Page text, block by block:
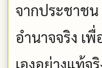
จากประชาชน
อำนาจจริง เ
เองอย่างแท้จ